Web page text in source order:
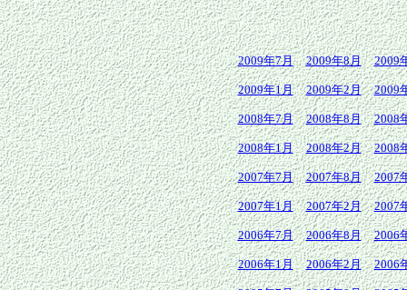
2009年7月 2009年8月 2009
2009年1月 2009年2月 2009
2008年7月 2008年8月 2008
2008年1月 2008年2月 2008
2007年7月 2007年8月 2007
2007年1月 2007年2月 2007
2006年7月 2006年8月 2006
2006年1月 2006年2月 2006